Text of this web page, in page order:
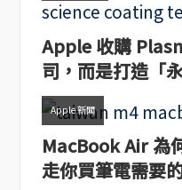
Apple 收購
司，而是打造「
Apple 新聞
MacBook Air 為
走你買筆電需要